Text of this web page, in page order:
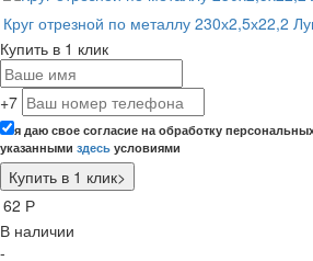
Круг отрезной по металлу 230х2,5х22,2
Купить в 1 клик
+7
я даю свое согласие на обработку
указанными здесь условиями
62 Р
В наличии
-